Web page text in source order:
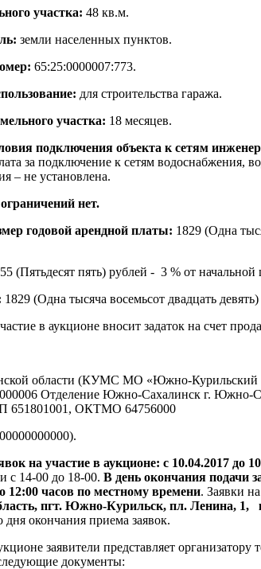
участка: 48 кв.м.
земли населенных пунктов.
65:25:0000007:773.
для строительства гаража.
участка: 18 месяцев.
подключения объекта к сетям
за подключение к сетям водоснабжения,
– не установлена.
нет.
годовой арендной платы: 1829 (Одна
55 (Пятьдесят пять) рублей - 3 % от
1829 (Одна тысяча восемьсот двадцать
в аукционе вносит задаток на счет
области (КУМС МО «Южно-Курильский
Отделение Южно-Сахалинск г.
651801001, ОКТМО 64756000
на участие в аукционе: с 10.04.2017 до
с 14-00 до 18-00. В день окончания подачи
12:00 часов по местному времени. Заявки
пгт. Южно-Курильск, пл. Ленина, 1,
дня окончания приема заявок.
заявители представляет организатору
документы: